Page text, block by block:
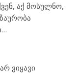
აქ მოსულნო,
ვიყავი